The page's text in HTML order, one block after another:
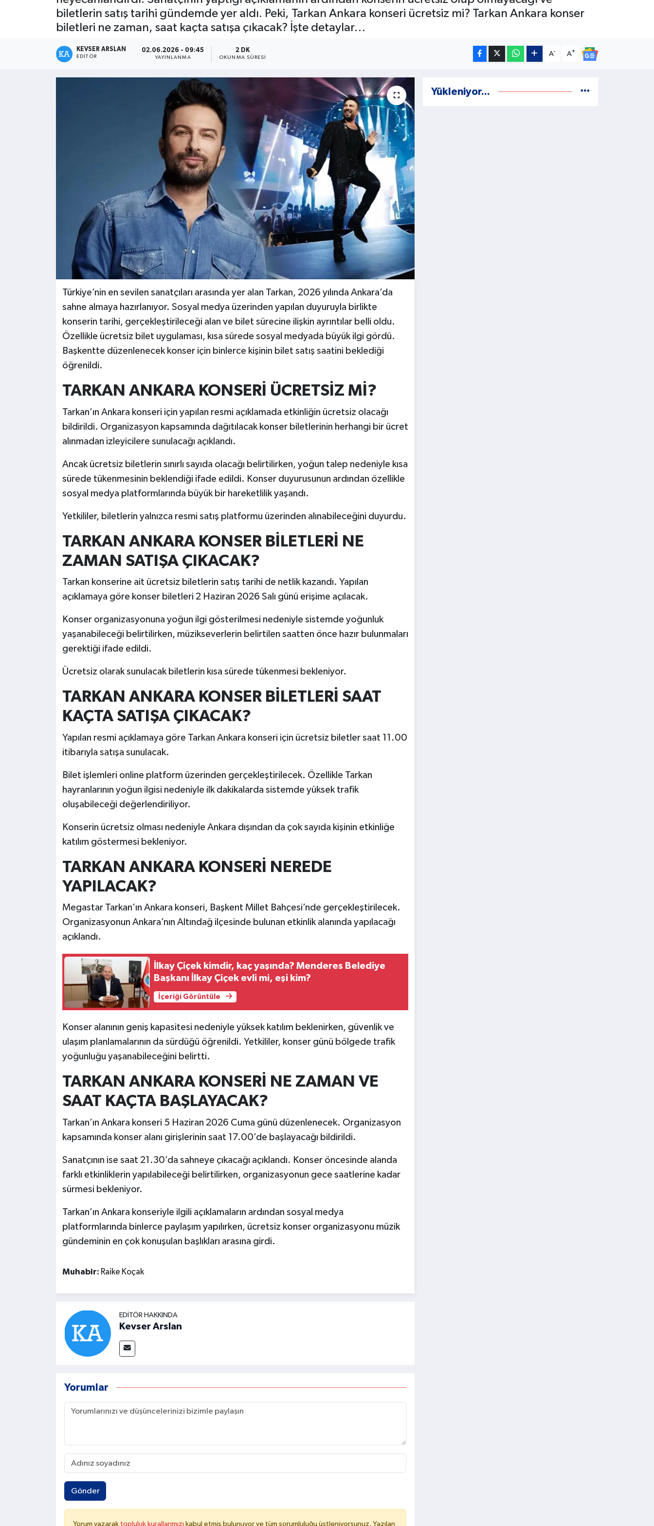
biletlerin satış tarihi gündemde yer aldı. Peki, Tarkan Ankara konseri ücretsiz mi? Tarkan Ankara konser
biletleri ne zaman, saat kaçta satışa çıkacak? İşte detaylar…
KEVSER ARSLAN
EDITÖR
02.06.2026 - 09:45
YAYINLANMA
2 DK
OKUNMA SÜRESI
A- A+
Türkiye’nin en sevilen sanatçıları arasında yer alan Tarkan, 2026 yılında Ankara’da
sahne almaya hazırlanıyor. Sosyal medya üzerinden yapılan duyuruyla birlikte
konserin tarihi, gerçekleştirileceği alan ve bilet sürecine ilişkin ayrıntılar belli oldu.
Özellikle ücretsiz bilet uygulaması, kısa sürede sosyal medyada büyük ilgi gördü.
Başkentte düzenlenecek konser için binlerce kişinin bilet satış saatini beklediği
öğrenildi.
TARKAN ANKARA KONSERİ ÜCRETSİZ Mİ?
Tarkan’ın Ankara konseri için yapılan resmi açıklamada etkinliğin ücretsiz olacağı
bildirildi. Organizasyon kapsamında dağıtılacak konser biletlerinin herhangi bir ücret
alınmadan izleyicilere sunulacağı açıklandı.
Ancak ücretsiz biletlerin sınırlı sayıda olacağı belirtilirken, yoğun talep nedeniyle kısa
sürede tükenmesinin beklendiği ifade edildi. Konser duyurusunun ardından özellikle
sosyal medya platformlarında büyük bir hareketlilik yaşandı.
Yetkililer, biletlerin yalnızca resmi satış platformu üzerinden alınabileceğini duyurdu.
TARKAN ANKARA KONSER BİLETLERİ NE
ZAMAN SATIŞA ÇIKACAK?
Tarkan konserine ait ücretsiz biletlerin satış tarihi de netlik kazandı. Yapılan
açıklamaya göre konser biletleri 2 Haziran 2026 Salı günü erişime açılacak.
Konser organizasyonuna yoğun ilgi gösterilmesi nedeniyle sistemde yoğunluk
yaşanabileceği belirtilirken, müzikseverlerin belirtilen saatten önce hazır bulunmaları
gerektiği ifade edildi.
Ücretsiz olarak sunulacak biletlerin kısa sürede tükenmesi bekleniyor.
TARKAN ANKARA KONSER BİLETLERİ SAAT
KAÇTA SATIŞA ÇIKACAK?
Yapılan resmi açıklamaya göre Tarkan Ankara konseri için ücretsiz biletler saat 11.00
itibarıyla satışa sunulacak.
Bilet işlemleri online platform üzerinden gerçekleştirilecek. Özellikle Tarkan
hayranlarının yoğun ilgisi nedeniyle ilk dakikalarda sistemde yüksek trafik
oluşabileceği değerlendiriliyor.
Konserin ücretsiz olması nedeniyle Ankara dışından da çok sayıda kişinin etkinliğe
katılım göstermesi bekleniyor.
TARKAN ANKARA KONSERİ NEREDE
YAPILACAK?
Megastar Tarkan’ın Ankara konseri, Başkent Millet Bahçesi’nde gerçekleştirilecek.
Organizasyonun Ankara’nın Altındağ ilçesinde bulunan etkinlik alanında yapılacağı
açıklandı.
İlkay Çiçek kimdir, kaç yaşında? Menderes Belediye
Başkanı İlkay Çiçek evli mi, eşi kim?
İçeriği Görüntüle
Konser alanının geniş kapasitesi nedeniyle yüksek katılım beklenirken, güvenlik ve
ulaşım planlamalarının da sürdüğü öğrenildi. Yetkililer, konser günü bölgede trafik
yoğunluğu yaşanabileceğini belirtti.
TARKAN ANKARA KONSERİ NE ZAMAN VE
SAAT KAÇTA BAŞLAYACAK?
Tarkan’ın Ankara konseri 5 Haziran 2026 Cuma günü düzenlenecek. Organizasyon
kapsamında konser alanı girişlerinin saat 17.00’de başlayacağı bildirildi.
Sanatçının ise saat 21.30’da sahneye çıkacağı açıklandı. Konser öncesinde alanda
farklı etkinliklerin yapılabileceği belirtilirken, organizasyonun gece saatlerine kadar
sürmesi bekleniyor.
Tarkan’ın Ankara konseriyle ilgili açıklamaların ardından sosyal medya
platformlarında binlerce paylaşım yapılırken, ücretsiz konser organizasyonu müzik
gündeminin en çok konuşulan başlıkları arasına girdi.
Muhabir: Raike Koçak
EDITÖR HAKKINDA
Kevser Arslan
Yorumlar
Gönder
Yorum yazarak topluluk kurallarımızı kabul etmiş bulunuyor ve tüm sorumluluğu üstleniyorsunuz. Yazılan
Yükleniyor...
Kültür - Sanat